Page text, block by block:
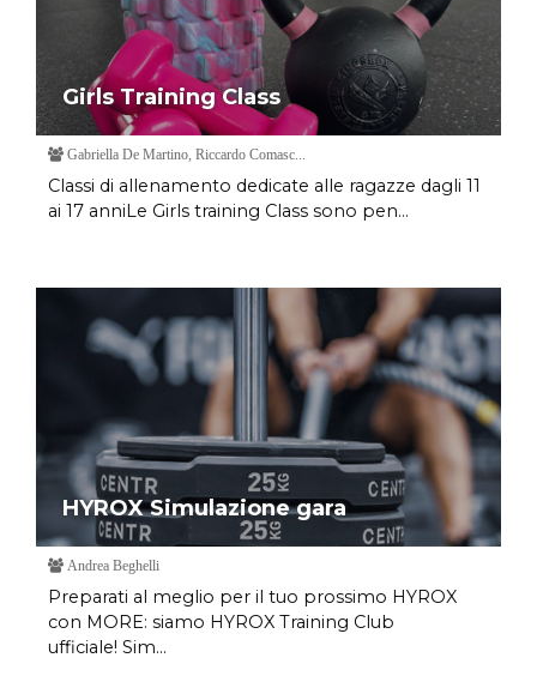
Girls Training Class
Gabriella De Martino, Riccardo Comasc...
Classi di allenamento dedicate alle ragazze dagli 11
ai 17 anniLe Girls training Class sono pen...
HYROX Simulazione gara
Andrea Beghelli
Preparati al meglio per il tuo prossimo HYROX
con MORE: siamo HYROX Training Club
ufficiale! Sim...